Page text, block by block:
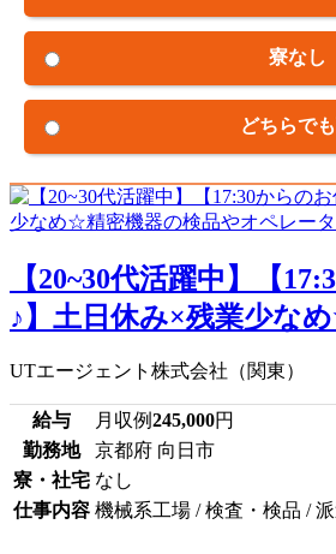
寮なし
どちらで
【20~30代活躍中】【
♪】土日休み×残業少な
UTエージェント株式会社（関東）
給与 月収例245,000円
勤務地
京都府 向日市
寮・社宅 なし
仕事内容 機械系工場 / 検査・検品 /